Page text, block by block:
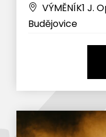
VÝMĚNÍK1 J.
Budějovice